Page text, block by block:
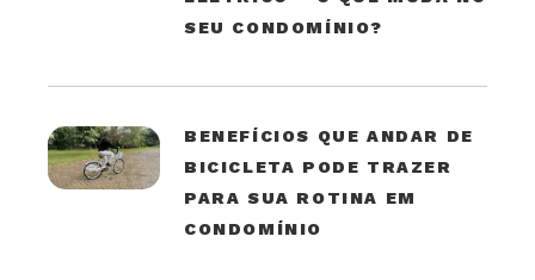
SEU CONDOMÍNIO?
BENEFÍCIOS QUE ANDAR DE
BICICLETA PODE TRAZER
PARA SUA ROTINA EM
CONDOMÍNIO